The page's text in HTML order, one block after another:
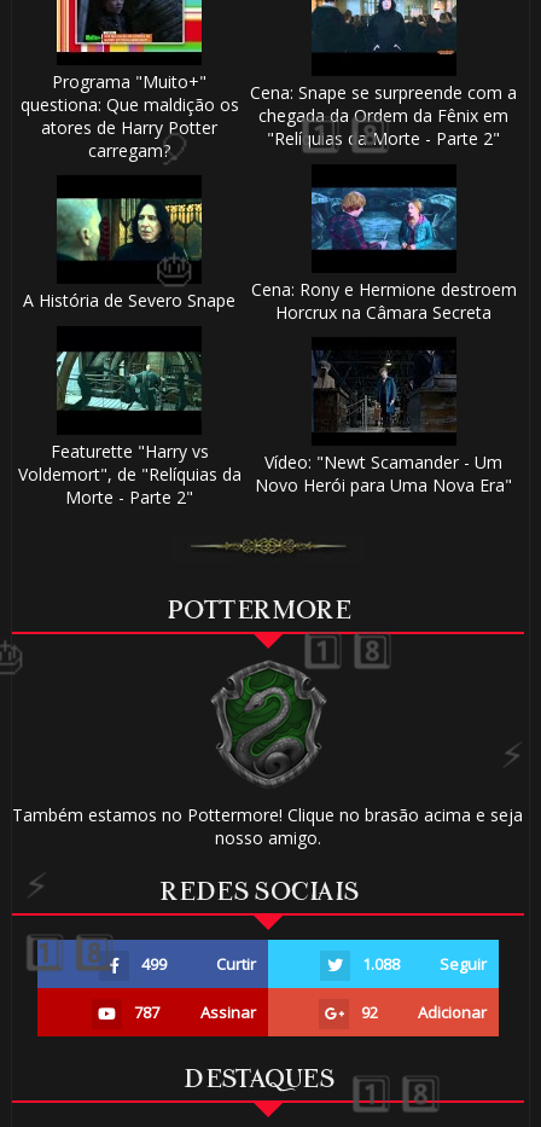
Programa "Muito+"
questiona: Que maldição os
atores de Harry Potter
carregam?
Cena: Snape se surpreende com a
chegada da Ordem da Fênix em
"Relíquias da Morte - Parte 2"
A História de Severo Snape
Cena: Rony e Hermione destroem
Horcrux na Câmara Secreta
Featurette "Harry vs
Voldemort", de "Relíquias da
Morte - Parte 2"
Vídeo: "Newt Scamander - Um
Novo Herói para Uma Nova Era"
POTTERMORE
Também estamos no Pottermore! Clique no brasão acima e seja
nosso amigo.
REDES SOCIAIS
499 Curtir 1.088 Seguir
787 Assinar 92 Adicionar
DESTAQUES
1️⃣
1️⃣ 8️⃣
1️⃣ 8️⃣
🎈
🎂
⚡